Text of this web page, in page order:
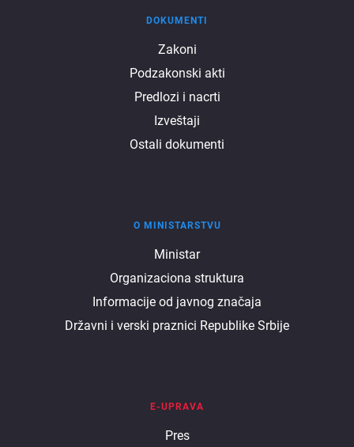
DOKUMENTI
Zakoni
Podzakonski akti
Predlozi i nacrti
Izveštaji
Ostali dokumenti
ministarstvu
O MINISTARSTVU
Ministar
Organizaciona struktura
Informacije od javnog značaja
Državni i verski praznici Republike Srbije
E-UPRAVA
Pres